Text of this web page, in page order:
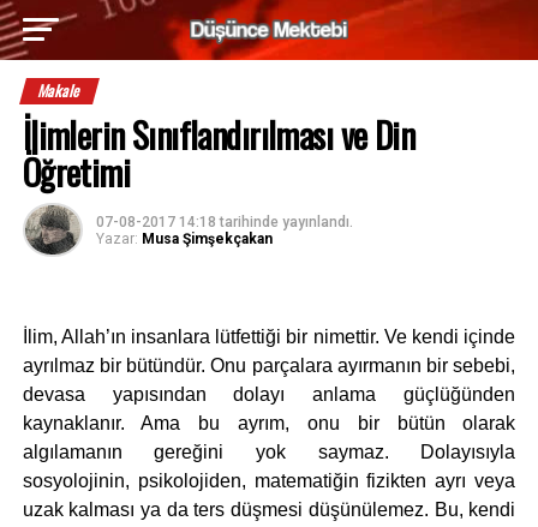
Makale
İlimlerin Sınıflandırılması ve Din
Öğretimi
07-08-2017 14:18 tarihinde yayınlandı.
Yazar: Musa Şimşekçakan
İlim, Allah’ın insanlara lütfettiği bir nimettir. Ve kendi içinde
ayrılmaz bir bütündür. Onu parçalara ayırmanın bir sebebi,
devasa yapısından dolayı anlama güçlüğünden
kaynaklanır. Ama bu ayrım, onu bir bütün olarak
algılamanın gereğini yok saymaz. Dolayısıyla
sosyolojinin, psikolojiden, matematiğin fizikten ayrı veya
uzak kalması ya da ters düşmesi düşünülemez. Bu, kendi